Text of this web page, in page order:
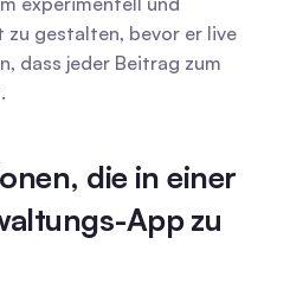
zu gestalten, bevor er live
dass jeder Beitrag zum
die in einer
App zu